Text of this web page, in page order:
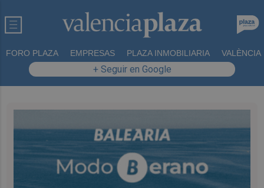
FORO PLAZA EMPRESAS PLAZA INMOBILIARIA VALÈNCIA
+ Seguir en Google